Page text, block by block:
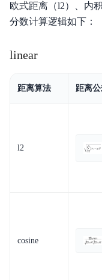
欧式距离（l2）、内
分数计算逻辑如下：
linear
距离算法 距离
l2
cosine